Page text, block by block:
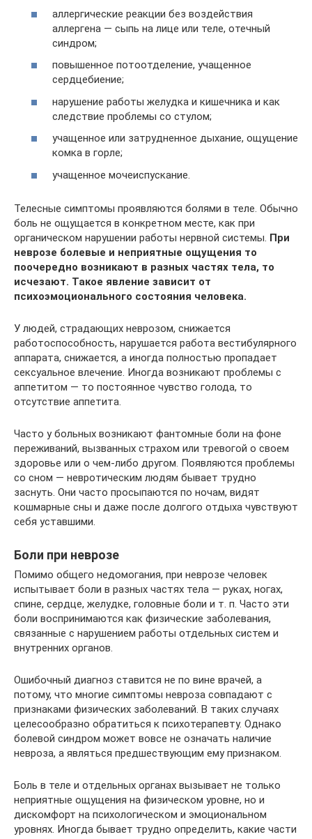
аллергические реакции без воздействия
аллергена — сыпь на лице или теле, отечный
синдром;
повышенное потоотделение, учащенное
сердцебиение;
нарушение работы желудка и кишечника и как
следствие проблемы со стулом;
учащенное или затрудненное дыхание, ощущение
комка в горле;
учащенное мочеиспускание.
Телесные симптомы проявляются болями в теле. Обычно
боль не ощущается в конкретном месте, как при
органическом нарушении работы нервной системы. При
неврозе болевые и неприятные ощущения то
поочередно возникают в разных частях тела, то
исчезают. Такое явление зависит от
психоэмоционального состояния человека.
У людей, страдающих неврозом, снижается
работоспособность, нарушается работа вестибулярного
аппарата, снижается, а иногда полностью пропадает
сексуальное влечение. Иногда возникают проблемы с
аппетитом — то постоянное чувство голода, то
отсутствие аппетита.
Часто у больных возникают фантомные боли на фоне
переживаний, вызванных страхом или тревогой о своем
здоровье или о чем-либо другом. Появляются проблемы
со сном — невротическим людям бывает трудно
заснуть. Они часто просыпаются по ночам, видят
кошмарные сны и даже после долгого отдыха чувствуют
себя уставшими.
Боли при неврозе
Помимо общего недомогания, при неврозе человек
испытывает боли в разных частях тела — руках, ногах,
спине, сердце, желудке, головные боли и т. п. Часто эти
боли воспринимаются как физические заболевания,
связанные с нарушением работы отдельных систем и
внутренних органов.
Ошибочный диагноз ставится не по вине врачей, а
потому, что многие симптомы невроза совпадают с
признаками физических заболеваний. В таких случаях
целесообразно обратиться к психотерапевту. Однако
болевой синдром может вовсе не означать наличие
невроза, а являться предшествующим ему признаком.
Боль в теле и отдельных органах вызывает не только
неприятные ощущения на физическом уровне, но и
дискомфорт на психологическом и эмоциональном
уровнях. Иногда бывает трудно определить, какие части